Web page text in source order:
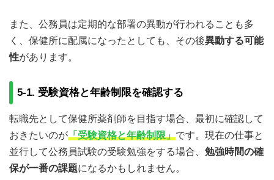
また、公務員は定期的な部署の異動が行われることも多
く、保健所に配属になったとしても、その後異動する可能
性があります。
5-1. 受験資格と年齢制限を確認する
転職先として保健所薬剤師を目指す場合、最初に確認して
おきたいのが「受験資格と年齢制限」です。現在の仕事と
並行して公務員試験の受験勉強をする場合、 勉強時間の確
保が一番の課題になるかもしれません。